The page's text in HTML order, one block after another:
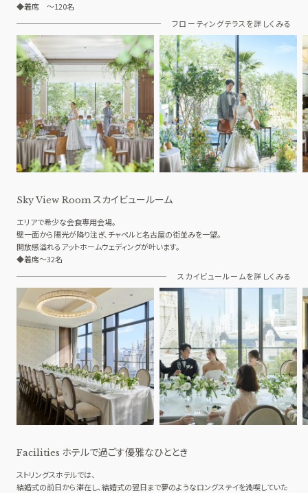
◆着席 ～120名
フローティングテラスを詳しくみる
Sky View Roomスカイビュールーム
エリアで希少な会食専用会場。
壁一面から陽光が降り注ぎ、チャペルと名古屋の街並みを一望。
開放感溢れるアットホームウェディングが叶います。
◆着席～32名
スカイビュールームを詳しくみる
Facilities ホテルで過ごす優雅なひととき
ストリングスホテルでは、
結婚式の前日から滞在し、結婚式の翌日まで夢のようなロングステイを満喫していた